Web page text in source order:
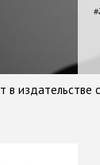
в издательстве
#